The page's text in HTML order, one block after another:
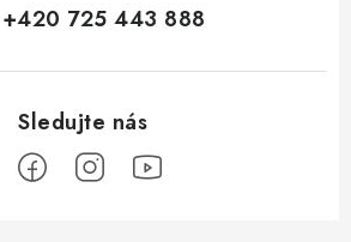
+420 725 443 888